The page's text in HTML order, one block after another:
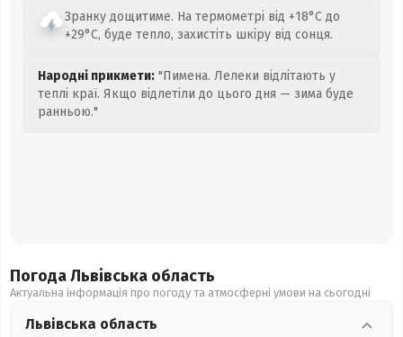
Зранку дощитиме. На термометрі від +18°C до
+29°C, буде тепло, захистіть шкіру від сонця.
Народні прикмети: "Пимена. Лелеки відлітають у
теплі краї. Якщо відлетіли до цього дня — зима буде
ранньою."
Погода Львівська область
Актуальна інформація про погоду та атмосферні умови на сьогодні
Львівська область